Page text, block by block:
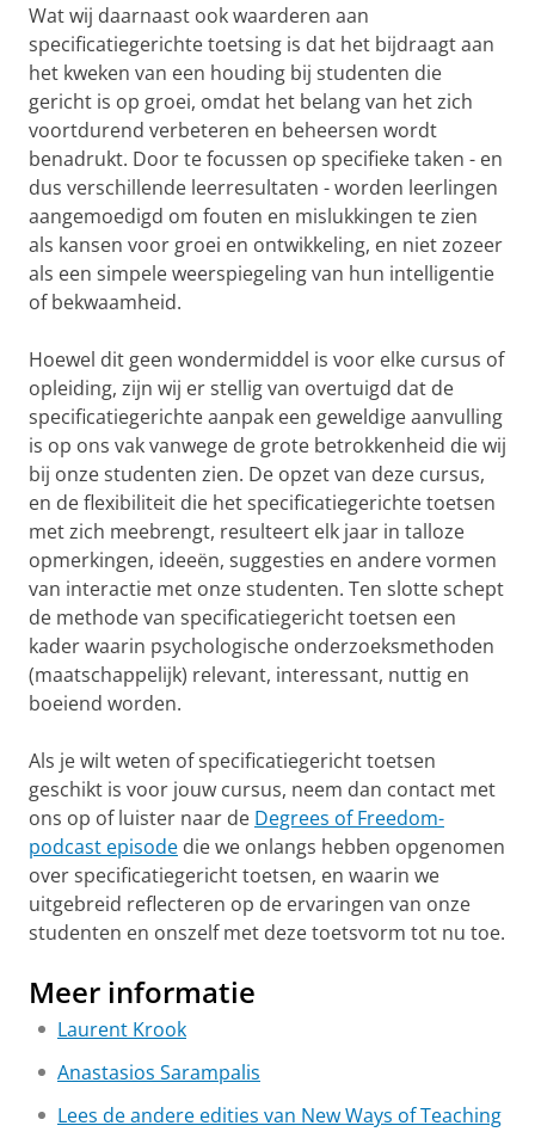
Wat wij daarnaast ook waarderen aan
specificatiegerichte toetsing is dat het bijdraagt aan
het kweken van een houding bij studenten die
gericht is op groei, omdat het belang van het zich
voortdurend verbeteren en beheersen wordt
benadrukt. Door te focussen op specifieke taken - en
dus verschillende leerresultaten - worden leerlingen
aangemoedigd om fouten en mislukkingen te zien
als kansen voor groei en ontwikkeling, en niet zozeer
als een simpele weerspiegeling van hun intelligentie
of bekwaamheid.
Hoewel dit geen wondermiddel is voor elke cursus of
opleiding, zijn wij er stellig van overtuigd dat de
specificatiegerichte aanpak een geweldige aanvulling
is op ons vak vanwege de grote betrokkenheid die wij
bij onze studenten zien. De opzet van deze cursus,
en de flexibiliteit die het specificatiegerichte toetsen
met zich meebrengt, resulteert elk jaar in talloze
opmerkingen, ideeën, suggesties en andere vormen
van interactie met onze studenten. Ten slotte schept
de methode van specificatiegericht toetsen een
kader waarin psychologische onderzoeksmethoden
(maatschappelijk) relevant, interessant, nuttig en
boeiend worden.
Als je wilt weten of specificatiegericht toetsen
geschikt is voor jouw cursus, neem dan contact met
ons op of luister naar de Degrees of Freedom-
podcast episode die we onlangs hebben opgenomen
over specificatiegericht toetsen, en waarin we
uitgebreid reflecteren op de ervaringen van onze
studenten en onszelf met deze toetsvorm tot nu toe.
Meer informatie
Laurent Krook
Anastasios Sarampalis
Lees de andere edities van New Ways of Teaching